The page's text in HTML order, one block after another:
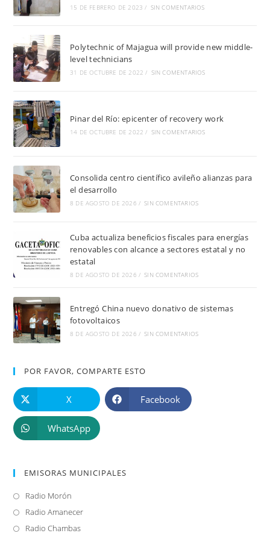
15 DE FEBRERO DE 2023 / SIN COMENTARIOS
Polytechnic of Majagua will provide new middle-
level technicians
31 DE OCTUBRE DE 2022 / SIN COMENTARIOS
Pinar del Río: epicenter of recovery work
14 DE OCTUBRE DE 2022 / SIN COMENTARIOS
Consolida centro científico avileño alianzas para
el desarrollo
8 DE AGOSTO DE 2026 / SIN COMENTARIOS
Cuba actualiza beneficios fiscales para energías
renovables con alcance a sectores estatal y no
estatal
8 DE AGOSTO DE 2026 / SIN COMENTARIOS
Entregó China nuevo donativo de sistemas
fotovoltaicos
8 DE AGOSTO DE 2026 / SIN COMENTARIOS
POR FAVOR, COMPARTE ESTO
X Facebook
WhatsApp
EMISORAS MUNICIPALES
Radio Morón
abre
en
Radio AmanecerSe
Radio ChambasSe